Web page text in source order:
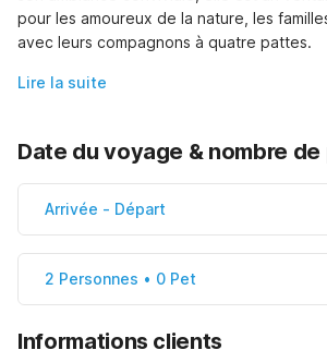
pour les amoureux de la nature, les
avec leurs compagnons à quatre pattes.
Lire la suite
Date du voyage & nombre
Arrivée - Départ
2 Personnes • 0 Pet
Informations clients